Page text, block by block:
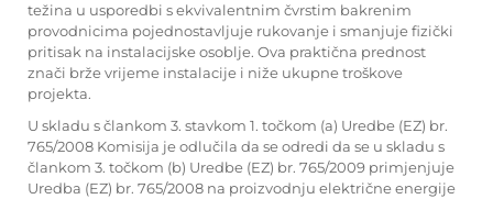
težina u usporedbi s ekvivalentnim čvrstim bakrenim
provodnicima pojednostavljuje rukovanje i smanjuje fizički
pritisak na instalacijske osoblje. Ova praktična prednost
znači brže vrijeme instalacije i niže ukupne troškove
projekta.
U skladu s člankom 3. stavkom 1. točkom (a) Uredbe (EZ) br.
765/2008 Komisija je odlučila da se odredi da se u skladu s
člankom 3. točkom (b) Uredbe (EZ) br. 765/2009 primjenjuje
Uredba (EZ) br. 765/2008 na proizvodnju električne energije